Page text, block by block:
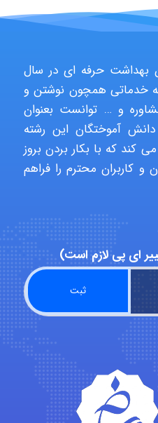
Kati
emami
ehtesham
Chehri
roya_boostani
amir
حرفه ای در سال
ارائه خدماتی همچون نوشتن و
و … توانست بعنوان
آموختگان این رشته
کند که با بکار بردن بروز
کاربران محترم را فراهم
ای پی لازم است)